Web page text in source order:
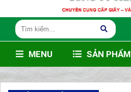
MENU SẢN PHẨM